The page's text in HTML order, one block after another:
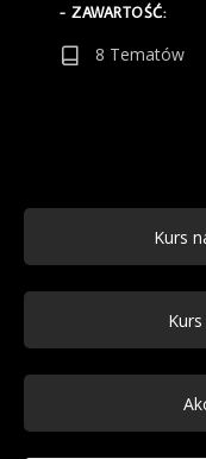
Kurs
- ZAWARTOŚĆ:
8 Tematów